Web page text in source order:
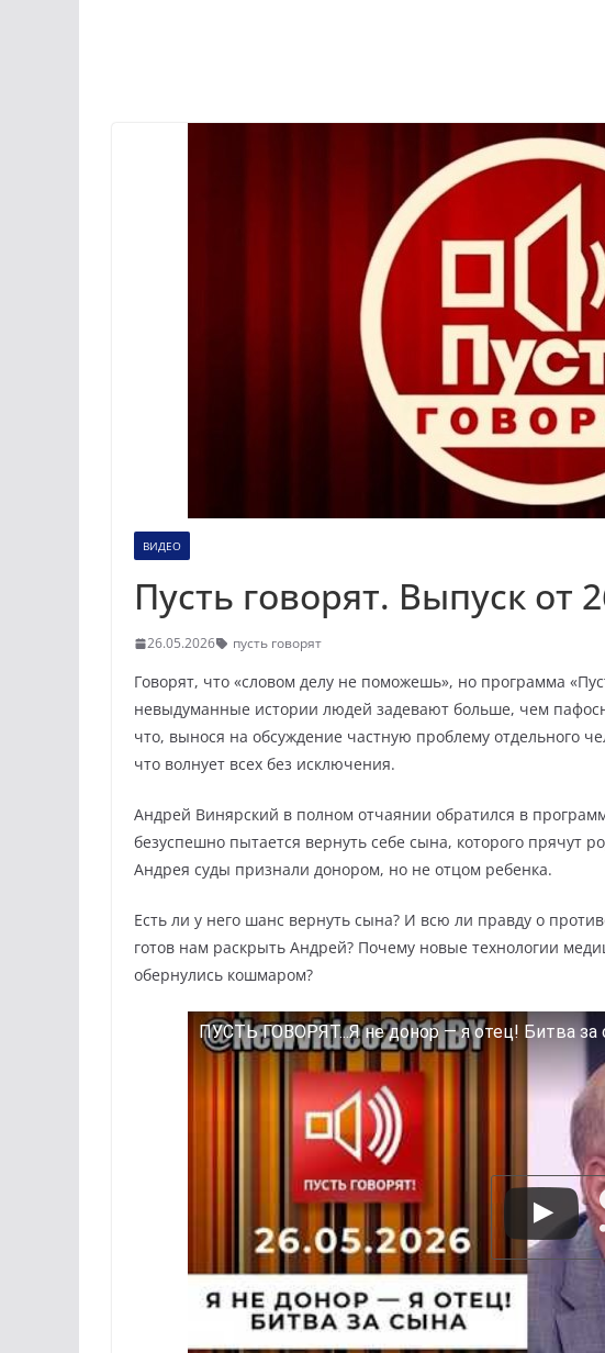
ВИДЕО
Пусть говорят. Выпуск от
26.05.2026 пусть говорят
Говорят, что «словом делу не поможешь», но программа
невыдуманные истории людей задевают больше, чем
что, вынося на обсуждение частную проблему отдельного
что волнует всех без исключения.
Андрей Винярский в полном отчаянии обратился в
безуспешно пытается вернуть себе сына, которого прячут
Андрея суды признали донором, но не отцом ребенка.
Есть ли у него шанс вернуть сына? И всю ли правду о
готов нам раскрыть Андрей? Почему новые технологии
обернулись кошмаром?
ПУСТЬ ГОВОРЯТ...Я не донор — я отец! Битва за